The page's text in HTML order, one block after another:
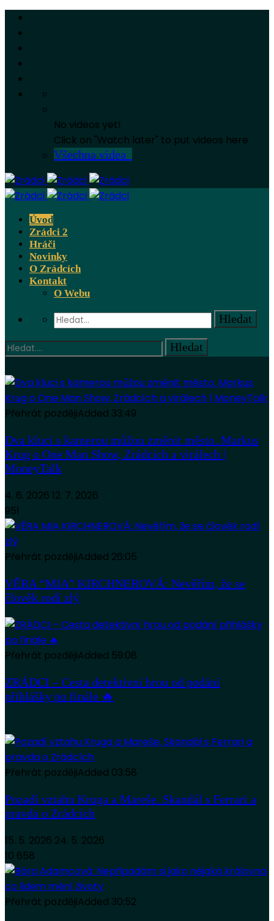
No videos yet!
Click on "Watch later" to put videos here
Všechna videa
Úvod
Zrádci 2
Hráči
Novinky
O Zrádcích
Kontakt
O Webu
Přehrát pozdějiAdded 33:49
Dva kluci s kamerou můžou změnit město. Markus
Krug o One Man Show, Zrádcích a virálech |
MoneyTalk
4. 6. 2026 12. 7. 2026
951
Přehrát pozdějiAdded 26:05
VĚRA “MIA” KIRCHNEROVÁ: Nevěřím, že se
člověk rodí zlý
Přehrát pozdějiAdded 59:08
ZRÁDCI – Cesta detektivní hrou od podání
přihlášky po finále 🔥
Přehrát pozdějiAdded 03:58
Pozadí vztahu Kruga a Mareše. Skandál s Ferrari a
pravda o Zrádcích
15. 5. 2026 24. 5. 2026
10 658
Přehrát pozdějiAdded 30:52